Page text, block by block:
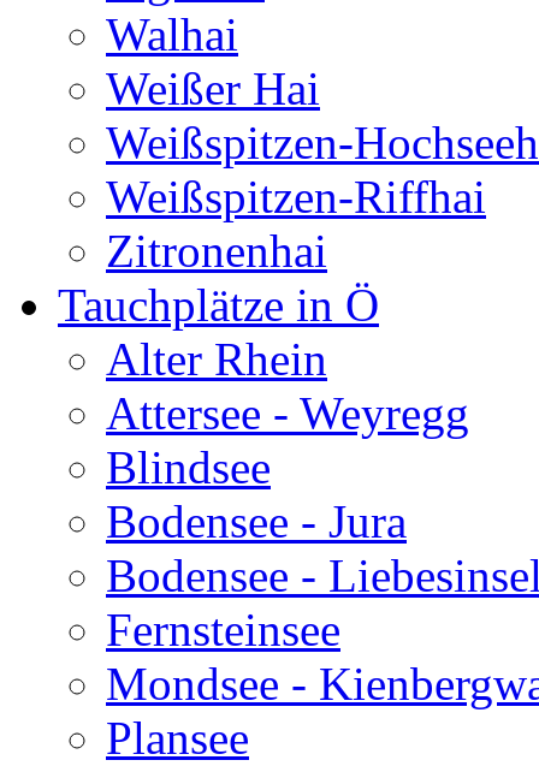
Walhai
Weißer Hai
Weißspitzen-
Weißspitzen-Riffhai
Zitronenhai
Tauchplätze in Ö
Alter Rhein
Attersee - Weyregg
Blindsee
Bodensee - Jura
Bodensee -
Fernsteinsee
Mondsee -
Plansee